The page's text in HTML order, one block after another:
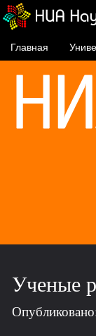
Главная
Ученые